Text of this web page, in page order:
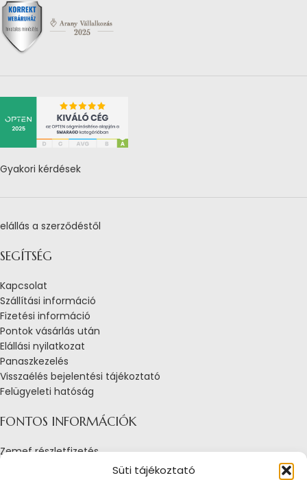
Süti tájékoztató
Gyakori kérdések
elállás a szerződéstől
SEGÍTSÉG
Kapcsolat
Szállítási információ
Fizetési információ
Pontok vásárlás után
Elállási nyilatkozat
Panaszkezelés
Visszaélés bejelentési tájékoztató
Felügyeleti hatóság
FONTOS INFORMÁCIÓK
Zemef részletfizetés
Adatkezelési tájékoztató